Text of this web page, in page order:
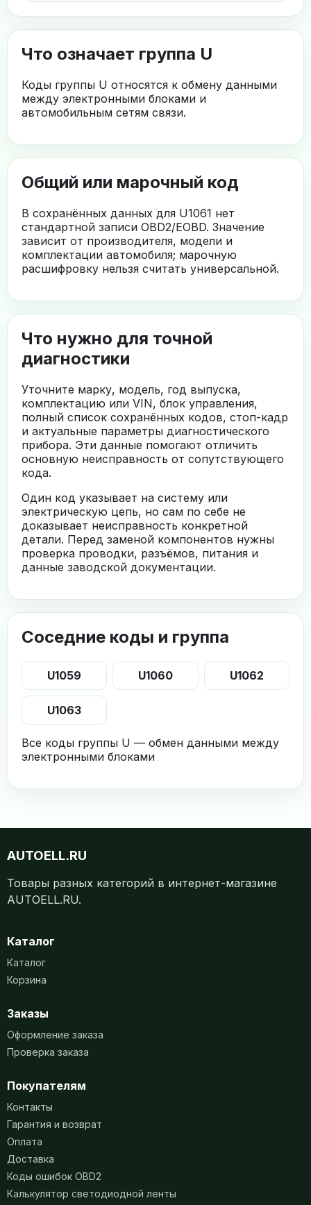
Что означает группа U
Коды группы U относятся к обмену данными
между электронными блоками и
автомобильным сетям связи.
Общий или марочный код
В сохранённых данных для U1061 нет
стандартной записи OBD2/EOBD. Значение
зависит от производителя, модели и
комплектации автомобиля; марочную
расшифровку нельзя считать универсальной.
Что нужно для точной
диагностики
Уточните марку, модель, год выпуска,
комплектацию или VIN, блок управления,
полный список сохранённых кодов, стоп-кадр
и актуальные параметры диагностического
прибора. Эти данные помогают отличить
основную неисправность от сопутствующего
кода.
Один код указывает на систему или
электрическую цепь, но сам по себе не
доказывает неисправность конкретной
детали. Перед заменой компонентов нужны
проверка проводки, разъёмов, питания и
данные заводской документации.
Соседние коды и группа
U1059 U1060 U1062
U1063
Все коды группы U — обмен данными между
электронными блоками
AUTOELL.RU
Товары разных категорий в интернет-магазине
AUTOELL.RU.
Каталог
Каталог
Корзина
Заказы
Оформление заказа
Проверка заказа
Покупателям
Контакты
Гарантия и возврат
Оплата
Доставка
Коды ошибок OBD2
Калькулятор светодиодной ленты